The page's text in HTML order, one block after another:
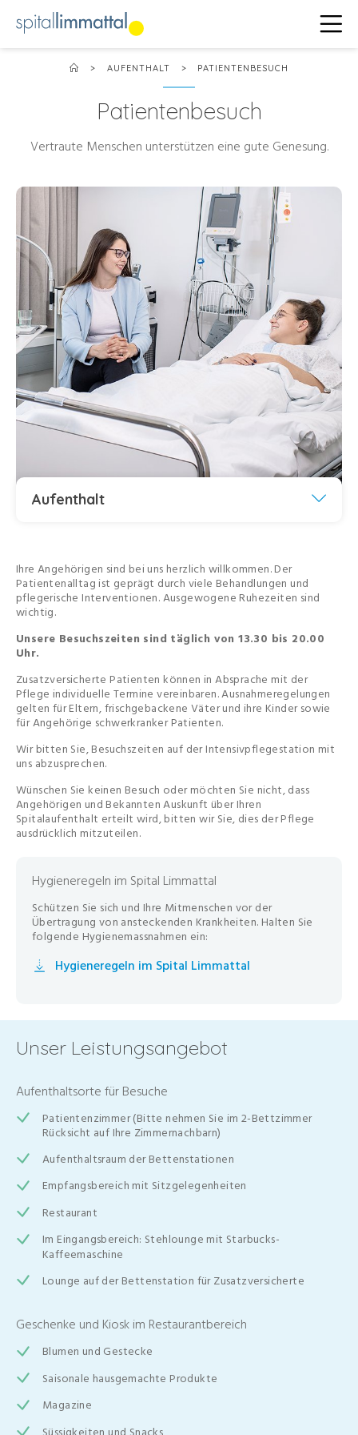
> AUFENTHALT > PATIENTENBESUCH
Patientenbesuch
Vertraute Menschen unterstützen eine gute Genesung.
Aufenthalt
Ihre Angehörigen sind bei uns herzlich willkommen. Der
Patientenalltag ist geprägt durch viele Behandlungen und
pflegerische Interventionen. Ausgewogene Ruhezeiten sind
wichtig.
Unsere Besuchszeiten sind täglich von 13.30 bis 20.00
Uhr.
Zusatzversicherte Patienten können in Absprache mit der
Pflege individuelle Termine vereinbaren. Ausnahmeregelungen
gelten für Eltern, frischgebackene Väter und ihre Kinder sowie
für Angehörige schwerkranker Patienten.
Wir bitten Sie, Besuchszeiten auf der Intensivpflegestation mit
uns abzusprechen.
Wünschen Sie keinen Besuch oder möchten Sie nicht, dass
Angehörigen und Bekannten Auskunft über Ihren
Spitalaufenthalt erteilt wird, bitten wir Sie, dies der Pflege
ausdrücklich mitzuteilen.
Hygieneregeln im Spital Limmattal
Schützen Sie sich und Ihre Mitmenschen vor der
Übertragung von ansteckenden Krankheiten. Halten Sie
folgende Hygienemassnahmen ein:
Hygieneregeln im Spital Limmattal
Unser Leistungsangebot
Aufenthaltsorte für Besuche
Patientenzimmer (Bitte nehmen Sie im 2-Bettzimmer
Rücksicht auf Ihre Zimmernachbarn)
Aufenthaltsraum der Bettenstationen
Empfangsbereich mit Sitzgelegenheiten
Restaurant
Im Eingangsbereich: Stehlounge mit Starbucks-
Kaffeemaschine
Lounge auf der Bettenstation für Zusatzversicherte
Geschenke und Kiosk im Restaurantbereich
Blumen und Gestecke
Saisonale hausgemachte Produkte
Magazine